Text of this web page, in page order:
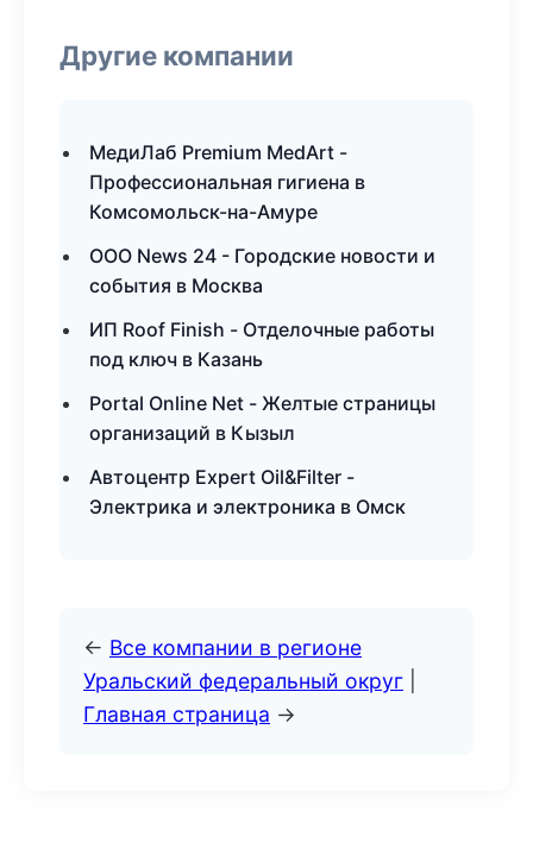
Другие компании
МедиЛаб Premium MedArt -
Профессиональная гигиена в
Комсомольск-на-Амуре
ООО News 24 - Городские новости и
события в Москва
ИП Roof Finish - Отделочные работы
под ключ в Казань
Portal Online Net - Желтые страницы
организаций в Кызыл
Автоцентр Expert Oil&Filter -
Электрика и электроника в Омск
← Все компании в регионе
Уральский федеральный округ
Главная страница →